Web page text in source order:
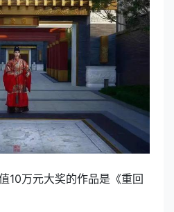
10万元大奖的作品是《重回